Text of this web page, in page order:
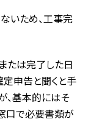
いため、工事完
たは完了した日
申告と聞くと手
、基本的にはそ
口で必要書類が